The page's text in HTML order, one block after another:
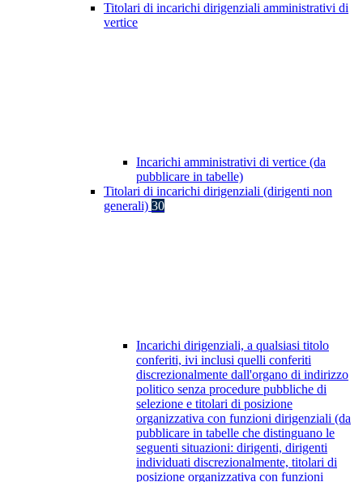
Titolari di incarichi dirigenziali amministrativi di
vertice
Incarichi amministrativi di vertice (da
pubblicare in tabelle)
Titolari di incarichi dirigenziali (dirigenti non
generali) 30
Incarichi dirigenziali, a qualsiasi titolo
conferiti, ivi inclusi quelli conferiti
discrezionalmente dall'organo di indirizzo
politico senza procedure pubbliche di
selezione e titolari di posizione
organizzativa con funzioni dirigenziali (da
pubblicare in tabelle che distinguano le
seguenti situazioni: dirigenti, dirigenti
individuati discrezionalmente, titolari di
posizione organizzativa con funzioni